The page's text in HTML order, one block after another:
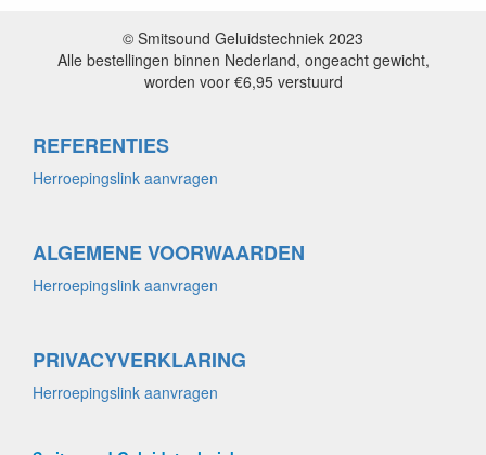
© Smitsound Geluidstechniek 2023
Alle bestellingen binnen Nederland, ongeacht gewicht,
worden voor €6,95 verstuurd
REFERENTIES
Herroepingslink aanvragen
ALGEMENE VOORWAARDEN
Herroepingslink aanvragen
PRIVACYVERKLARING
Herroepingslink aanvragen